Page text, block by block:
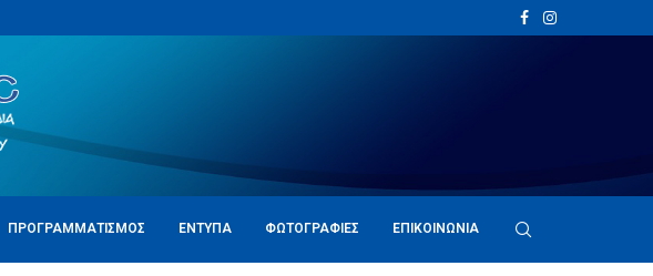
ΠΡΟΓΡΑΜΜΑΤΙΣΜΌΣ ΈΝΤΥΠΑ ΦΩΤΟΓΡΑΦΊΕΣ ΕΠΙΚΟΙΝΩΝΊΑ